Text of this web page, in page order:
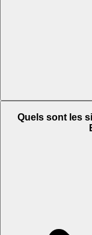
Quels sont les